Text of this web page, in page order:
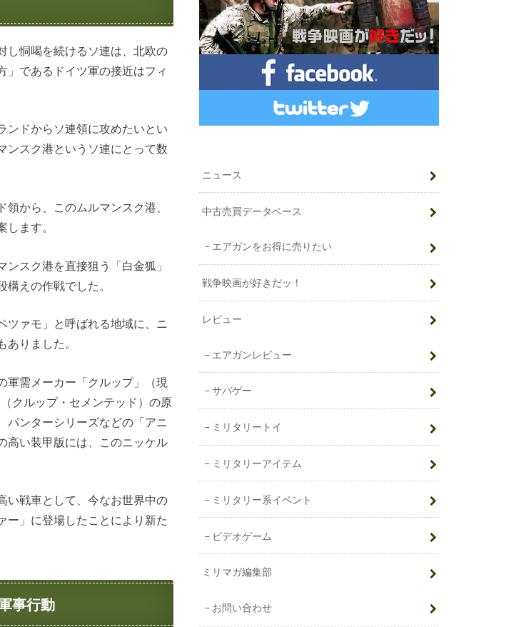
し恫喝を続けるソ連は、北欧の
」であるドイツ軍の接近はフィ
ンドからソ連領に攻めたいとい
ンスク港というソ連にとって数
から、このムルマンスク港、
ます。
スク港を直接狙う「白金狐」
えの作戦でした。
ツァモ」と呼ばれる地域に、ニ
りました。
軍需メーカー「クルップ」（現
クルップ・セメンテッド）の原
パンターシリーズなどの「アニ
高い装甲版には、このニッケル
い戦車として、今なお世界中の
ー」に登場したことにより新た
事行動
ニュース
中古売買データベース
エアガンをお得に売りたい
戦争映画が好きだッ！
レビュー
エアガンレビュー
サバゲー
ミリタリートイ
ミリタリーアイテム
ミリタリー系イベント
ビデオゲーム
ミリマガ編集部
お問い合わせ